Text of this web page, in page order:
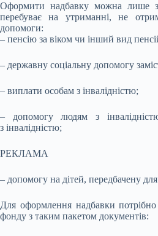
Оформити надбавку можна лише
перебуває на утриманні, не
допомоги:
– пенсію за віком чи інший вид
– державну соціальну допомогу
– виплати особам з інвалідністю;
– допомогу людям з
з інвалідністю;
РЕКЛАМА
– допомогу на дітей, передбачену
Для оформлення надбавки
фонду з таким пакетом документів: